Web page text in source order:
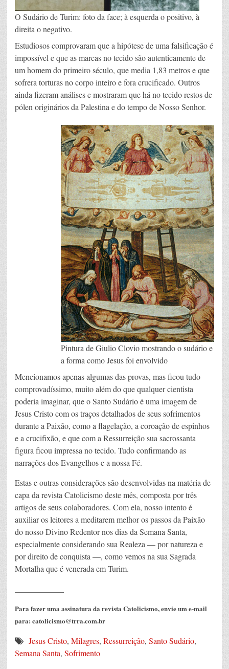
O Sudário de Turim: foto da face; à esquerda o positivo, à
direita o negativo.
Estudiosos comprovaram que a hipótese de uma falsificação é
impossível e que as marcas no tecido são autenticamente de
um homem do primeiro século, que media 1,83 metros e que
sofrera torturas no corpo inteiro e fora crucificado. Outros
ainda fizeram análises e mostraram que há no tecido restos de
pólen originários da Palestina e do tempo de Nosso Senhor.
Pintura de Giulio Clovio mostrando o sudário e
a forma como Jesus foi envolvido
Mencionamos apenas algumas das provas, mas ficou tudo
comprovadíssimo, muito além do que qualquer cientista
poderia imaginar, que o Santo Sudário é uma imagem de
Jesus Cristo com os traços detalhados de seus sofrimentos
durante a Paixão, como a flagelação, a coroação de espinhos
e a crucifixão, e que com a Ressurreição sua sacrossanta
figura ficou impressa no tecido. Tudo confirmando as
narrações dos Evangelhos e a nossa Fé.
Estas e outras considerações são desenvolvidas na matéria de
capa da revista Catolicismo deste mês, composta por três
artigos de seus colaboradores. Com ela, nosso intento é
auxiliar os leitores a meditarem melhor os passos da Paixão
do nosso Divino Redentor nos dias da Semana Santa,
especialmente considerando sua Realeza — por natureza e
por direito de conquista —, como vemos na sua Sagrada
Mortalha que é venerada em Turim.
Para fazer uma assinatura da revista Catolicismo, envie um e-mail
para: catolicismo@trra.com.br
Jesus Cristo, Milagres, Ressurreição, Santo Sudário,
Semana Santa, Sofrimento